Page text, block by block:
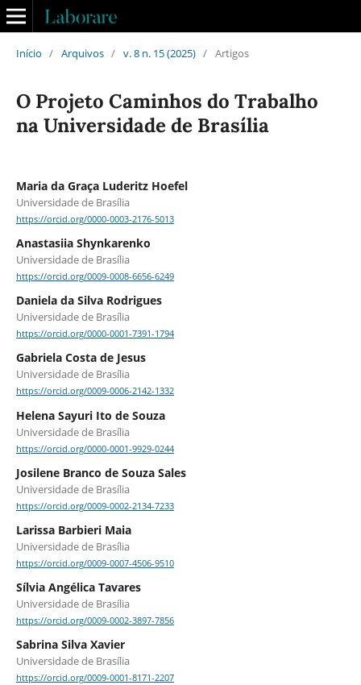
Início / Arquivos / v. 8 n. 15 (2025) / Artigos
O Projeto Caminhos do Trabalho
na Universidade de Brasília
Maria da Graça Luderitz Hoefel
Universidade de Brasília
https://orcid.org/0000-0003-2176-5013
Anastasiia Shynkarenko
Universidade de Brasília
https://orcid.org/0009-0008-6656-6249
Daniela da Silva Rodrigues
Universidade de Brasília
https://orcid.org/0000-0001-7391-1794
Gabriela Costa de Jesus
Universidade de Brasília
https://orcid.org/0009-0006-2142-1332
Helena Sayuri Ito de Souza
Universidade de Brasília
https://orcid.org/0000-0001-9929-0244
Josilene Branco de Souza Sales
Universidade de Brasília
https://orcid.org/0009-0002-2134-7233
Larissa Barbieri Maia
Universidade de Brasília
https://orcid.org/0009-0007-4506-9510
Sílvia Angélica Tavares
Universidade de Brasília
https://orcid.org/0009-0002-3897-7856
Sabrina Silva Xavier
Universidade de Brasília
https://orcid.org/0009-0001-8171-2207